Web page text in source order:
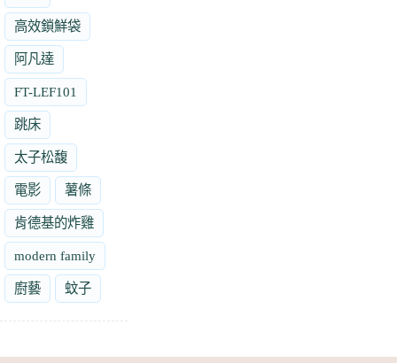
高效鎖鮮袋
阿凡達
FT-LEF101
跳床
太子松馥
電影 薯條
肯德基的炸雞
modern family
廚藝 蚊子